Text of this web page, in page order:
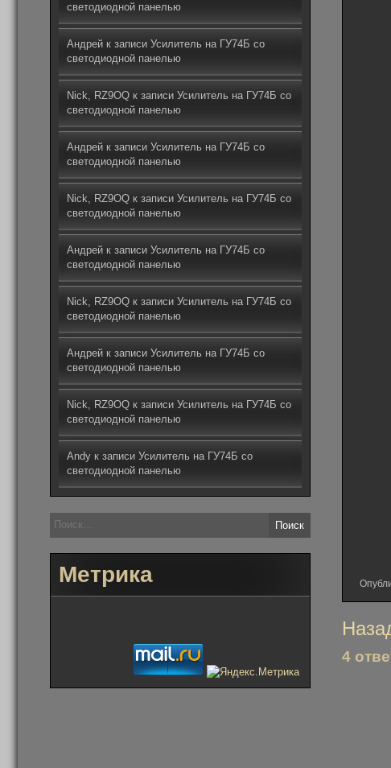
4
светодиодной панелью
Андрей к записи Усилитель на ГУ74Б со
светодиодной панелью
Nick, RZ9OQ к записи Усилитель на ГУ74Б со
светодиодной панелью
Андрей к записи Усилитель на ГУ74Б со
светодиодной панелью
Nick, RZ9OQ к записи Усилитель на ГУ74Б со
светодиодной панелью
Андрей к записи Усилитель на ГУ74Б со
светодиодной панелью
Nick, RZ9OQ к записи Усилитель на ГУ74Б со
светодиодной панелью
Андрей к записи Усилитель на ГУ74Б со
светодиодной панелью
Nick, RZ9OQ к записи Усилитель на ГУ74Б со
светодиодной панелью
Andy к записи Усилитель на ГУ74Б со
светодиодной панелью
Найти:
Метрика